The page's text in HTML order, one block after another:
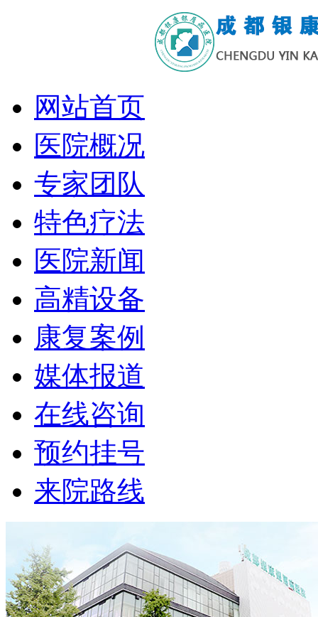
网站首页
医院概况
专家团队
特色疗法
医院新闻
高精设备
康复案例
媒体报道
在线咨询
预约挂号
来院路线